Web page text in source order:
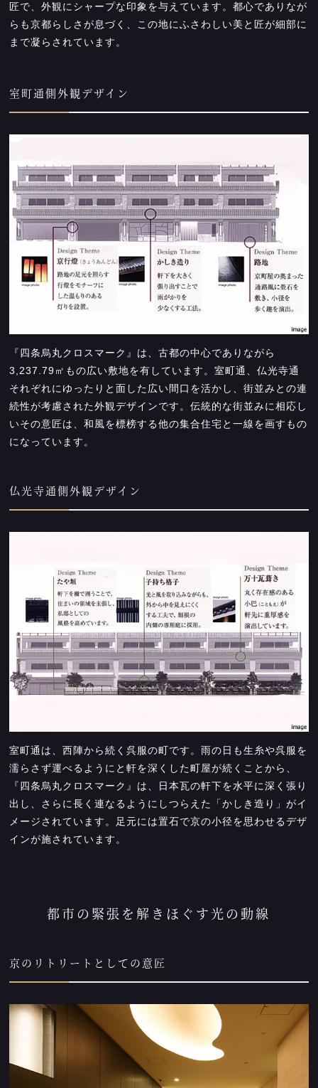
匠で、外観にシャープな印象を与えています。都心でありなが
らも京都らしさが息づく、この地にふさわしい美と匠が細部に
まで凝らされています。
室町通側外観デザイン
『四条烏丸クロスマーク』は、古都の中心でありながら
3,237.79㎡もの広い敷地を有しています。室町通、仏光寺通
それぞれにゆったりと面した広い間口を活かし、街並みとの連
続性が考慮された外観デザインです。伝統的な街並みに相応し
いその意匠は、和風を標榜する他の集合住宅と一線を画すもの
になっています。
仏光寺通側外観デザイン
室町通は、西陣から続く呉服の町です。雨の日も生糸や呉服を
濡らさず運べるようにと軒を深くした町屋が続くことから、
『四条烏丸クロスマーク』は、日本瓦の軒下を水平に深く張り
出し、さらに長く連なるようにしつらえた「かしき造り」がイ
メージされています。足元には置石で京の小径を思わせるデザ
インが施されています。
都市の緊張を解きほぐす光の動線
京のリトリートとしての意匠